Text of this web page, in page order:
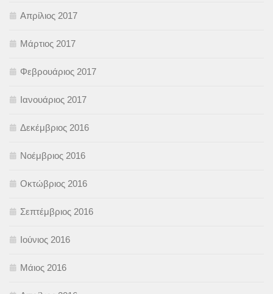
Απρίλιος 2017
Μάρτιος 2017
Φεβρουάριος 2017
Ιανουάριος 2017
Δεκέμβριος 2016
Νοέμβριος 2016
Οκτώβριος 2016
Σεπτέμβριος 2016
Ιούνιος 2016
Μάιος 2016